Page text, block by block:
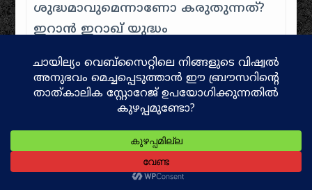
ശുദ്ധമാവുമെന്നാണോ കരുതുന്നത്?
ഇറാൻ ഇറാഖ് യുദ്ധം
(അറബ്യൻ ഗൾഫിലെ നദീതീരം)
നിയന്ത്രണത്തെക്കുറിച്ചുള്ള
ദീർഘകാല തർക്കമായിരുന്നു
പ്രധാനം. 1975-ലെ അൽജീയർസ്
ഉടമ്പടി ഇറാഖിന്
അപമാനകരമായിരുന്നു; സദ്ദാം